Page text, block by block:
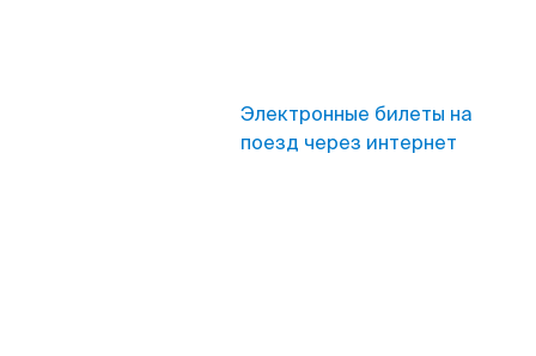
Электронные билеты на
поезд через интернет